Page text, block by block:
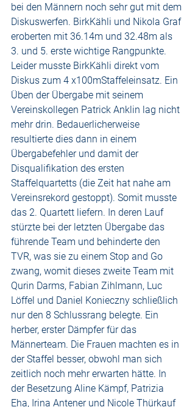
bei den Männern noch sehr gut mit dem
Diskuswerfen. BirkKähli und Nikola Graf
eroberten mit 36.14m und 32.48m als
3. und 5. erste wichtige Rangpunkte.
Leider musste BirkKähli direkt vom
Diskus zum 4 x100mStaffeleinsatz. Ein
Üben der Übergabe mit seinem
Vereinskollegen Patrick Anklin lag nicht
mehr drin. Bedauerlicherweise
resultierte dies dann in einem
Übergabefehler und damit der
Disqualifikation des ersten
Staffelquartetts (die Zeit hat nahe am
Vereinsrekord gestoppt). Somit musste
das 2. Quartett liefern. In deren Lauf
stürzte bei der letzten Übergabe das
führende Team und behinderte den
TVR, was sie zu einem Stop and Go
zwang, womit dieses zweite Team mit
Qurin Darms, Fabian Zihlmann, Luc
Löffel und Daniel Konieczny schließlich
nur den 8 Schlussrang belegte. Ein
herber, erster Dämpfer für das
Männerteam. Die Frauen machten es in
der Staffel besser, obwohl man sich
zeitlich noch mehr erwarten hätte. In
der Besetzung Aline Kämpf, Patrizia
Eha, Irina Antener und Nicole Thürkauf